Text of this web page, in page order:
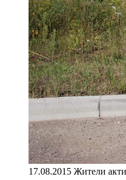
17.08.2015 Жители